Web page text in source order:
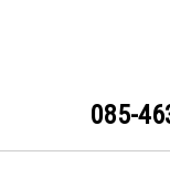
085-